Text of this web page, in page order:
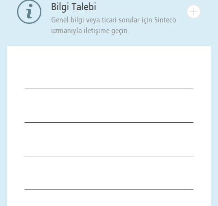
Bilgi Talebi
Genel bilgi veya ticari sorular için Sinteco
uzmanıyla iletişime geçin.